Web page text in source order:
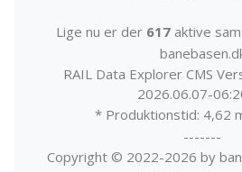
Lige nu er der 617aktive
RAIL Data Explorer CMS
2026.06.07-
* Produktionstid: 4,62
-------
Copyright © 2022-2026 by